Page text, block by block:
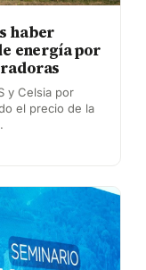
haber
energía por
y Celsia por
el precio de la